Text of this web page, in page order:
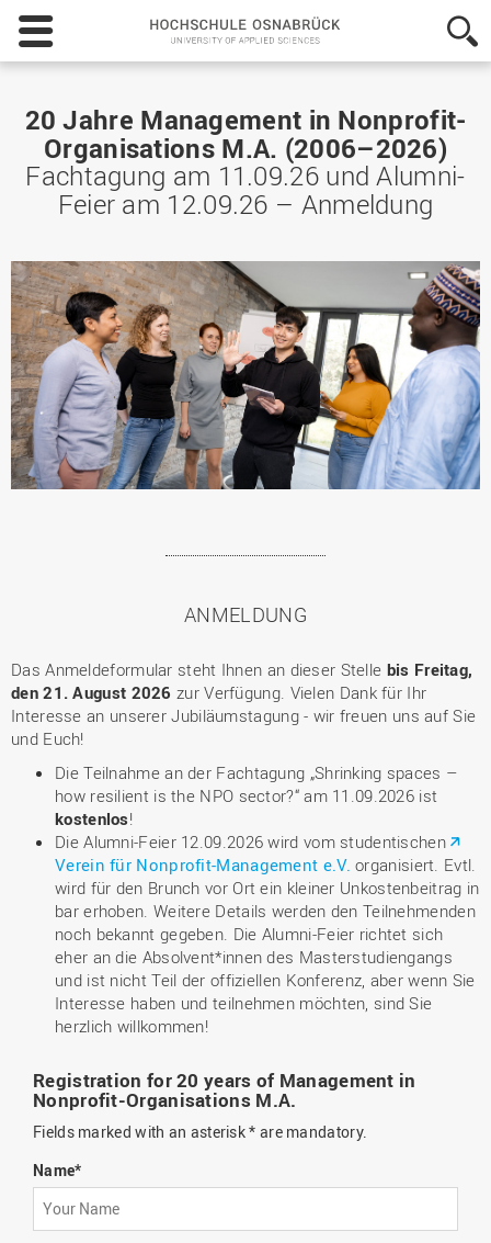
Hochschule
Osnabrück
-
Applied
Sciences
20 Jahre Management in Nonprofit-
Organisations M.A. (2006–2026)
Fachtagung am 11.09.26 und Alumni-
Feier am 12.09.26 – Anmeldung
ANMELDUNG
Das Anmeldeformular steht Ihnen an dieser Stelle bis Freitag,
den 21. August 2026 zur Verfügung. Vielen Dank für Ihr
Interesse an unserer Jubiläumstagung - wir freuen uns auf Sie
und Euch!
Die Teilnahme an der Fachtagung „Shrinking spaces –
how resilient is the NPO sector?“ am 11.09.2026 ist
kostenlos!
Die Alumni-Feier 12.09.2026 wird vom studentischen
Verein für Nonprofit-Management e.V. organisiert. Evtl.
wird für den Brunch vor Ort ein kleiner Unkostenbeitrag in
bar erhoben. Weitere Details werden den Teilnehmenden
noch bekannt gegeben. Die Alumni-Feier richtet sich
eher an die Absolvent*innen des Masterstudiengangs
und ist nicht Teil der offiziellen Konferenz, aber wenn Sie
Interesse haben und teilnehmen möchten, sind Sie
herzlich willkommen!
Registration for 20 years of Management in
Nonprofit-Organisations M.A.
Fields marked with an asterisk * are mandatory.
Name*